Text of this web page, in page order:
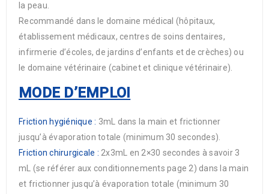
la peau.
Recommandé dans le domaine médical (hôpitaux,
établissement médicaux, centres de soins dentaires,
infirmerie d’écoles, de jardins d’enfants et de crèches) ou
le domaine vétérinaire (cabinet et clinique vétérinaire).
MODE D’EMPLOI
Friction hygiénique : 3mL dans la main et frictionner
jusqu’à évaporation totale (minimum 30 secondes).
Friction chirurgicale : 2x3mL en 2×30 secondes à savoir 3
mL (se référer aux conditionnements page 2) dans la main
et frictionner jusqu’à évaporation totale (minimum 30